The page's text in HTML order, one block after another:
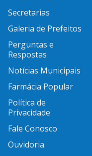
Secretarias
Galeria de Prefeitos
Perguntas e
Respostas
Notícias Municipais
Farmácia Popular
Política de
Privacidade
Fale Conosco
Ouvidoria